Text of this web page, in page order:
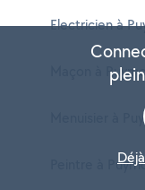
Electricien à
Maçon à
Menuisier à
Peintre à